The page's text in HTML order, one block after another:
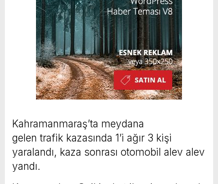
Kahramanmaraş’ta meydana
gelen trafik kazasında 1’i ağır 3 kişi
yaralandı, kaza sonrası otomobil alev alev
yandı.